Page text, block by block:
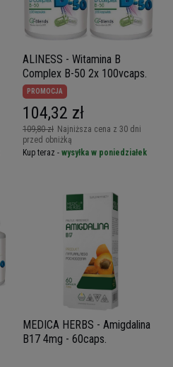
ALINESS - Witamina B
Complex B-50 2x 100vcaps.
PROMOCJA
109,80 zł Najniższa cena z 30 dni
przed obniżką
104,32 zł
Kup teraz - wysyłka w poniedziałek
MEDICA HERBS - Amigdalina
B17 4mg - 60caps.